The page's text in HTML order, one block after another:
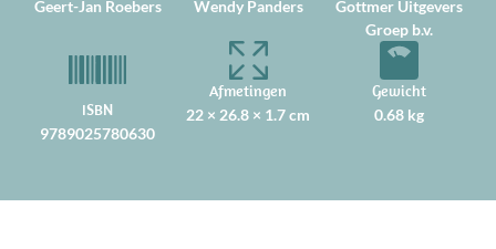
Geert-Jan Roebers Wendy Panders
Gottmer Uitgevers
Groep b.v.
ISBN
9789025780630
Afmetingen
22 × 26.8 × 1.7 cm
Gewicht
0.68 kg